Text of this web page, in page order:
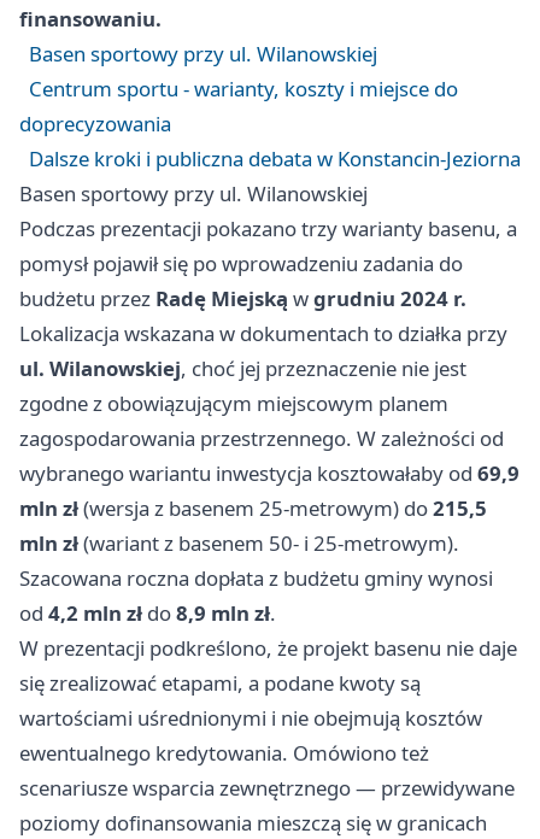
finansowaniu.
Basen sportowy przy ul. Wilanowskiej
Centrum sportu - warianty, koszty i miejsce do
doprecyzowania
Dalsze kroki i publiczna debata w Konstancin-Jeziorna
Basen sportowy przy ul. Wilanowskiej
Podczas prezentacji pokazano trzy warianty basenu, a
pomysł pojawił się po wprowadzeniu zadania do
budżetu przez Radę Miejską wgrudniu 2024 r.
Lokalizacja wskazana w dokumentach to działka przy
ul. Wilanowskiej, choć jej przeznaczenie nie jest
zgodne z obowiązującym miejscowym planem
zagospodarowania przestrzennego. W zależności od
wybranego wariantu inwestycja kosztowałaby od 69,9
mln zł(wersja z basenem 25‑metrowym) do215,5
mln zł(wariant z basenem 50‑ i 25‑metrowym).
Szacowana roczna dopłata z budżetu gminy wynosi
od 4,2 mln zł do8,9 mln zł.
W prezentacji podkreślono, że projekt basenu nie daje
się zrealizować etapami, a podane kwoty są
wartościami uśrednionymi i nie obejmują kosztów
ewentualnego kredytowania. Omówiono też
scenariusze wsparcia zewnętrznego — przewidywane
poziomy dofinansowania mieszczą się w granicach